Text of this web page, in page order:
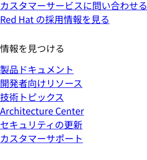
カスタマーサービスに問い合わせる
Red Hat の採用情報を見る
情報を見つける
製品ドキュメント
開発者向けリソース
技術トピックス
Architecture Center
セキュリティの更新
カスタマーサポート